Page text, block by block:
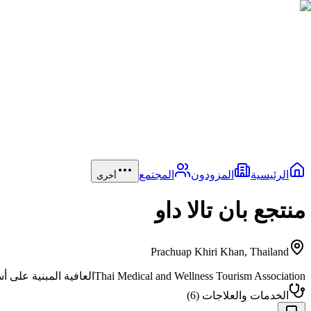
الرئيسية المزودون المجتمع أخرى
منتجع بان تالا داو
Prachuap Khiri Khan, Thailand
Thai Medical and Wellness Tourism Association العافية المبنية
الخدمات والعلاجات (
6
)